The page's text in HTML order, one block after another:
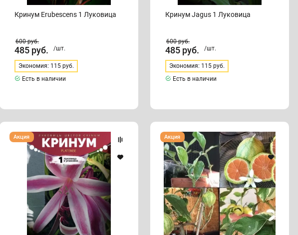
Кринум Erubescens 1 Луковица
600руб.
485 руб. /шт.
Экономия: 115 руб.
Есть в наличии
Кринум Jagus 1 Луковица
600руб.
485 руб. /шт.
Экономия: 115 руб.
Есть в наличии
Кринум
Platense
Луковица
Акция
Лимон
Пинк
Эврика
Акция